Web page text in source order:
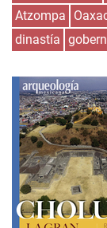
Atzompa
dinastía